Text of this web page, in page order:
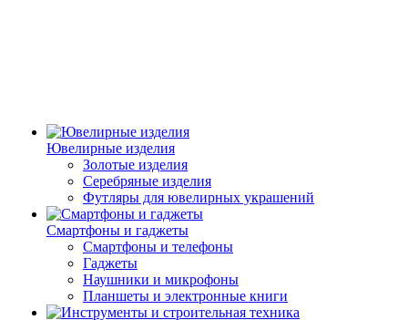
Ювелирные изделия
Золотые изделия
Серебряные изделия
Футляры для ювелирных украшений
Смартфоны и гаджеты
Смартфоны и телефоны
Гаджеты
Наушники и микрофоны
Планшеты и электронные книги